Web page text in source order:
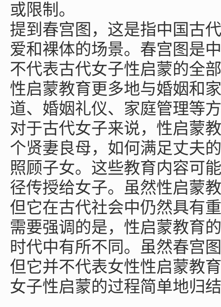
或限制。
提到春宫图，这是指中国古
爱和裸体的场景。春宫图是
不代表古代女子性启蒙的全
性启蒙教育更多地与婚姻和
道、婚姻礼仪、家庭管理等
对于古代女子来说，性启蒙
个贤妻良母，如何满足丈夫
照顾子女。这些教育内容可
径传授给女子。虽然性启蒙
但它在古代社会中仍然具有
需要强调的是，性启蒙教育
时代中有所不同。虽然春宫
但它并不代表女性性启蒙教
女子性启蒙的过程简单地归